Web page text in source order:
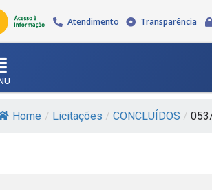
Atendimento Transparência
Home / Licitações / CONCLUÍDOS /